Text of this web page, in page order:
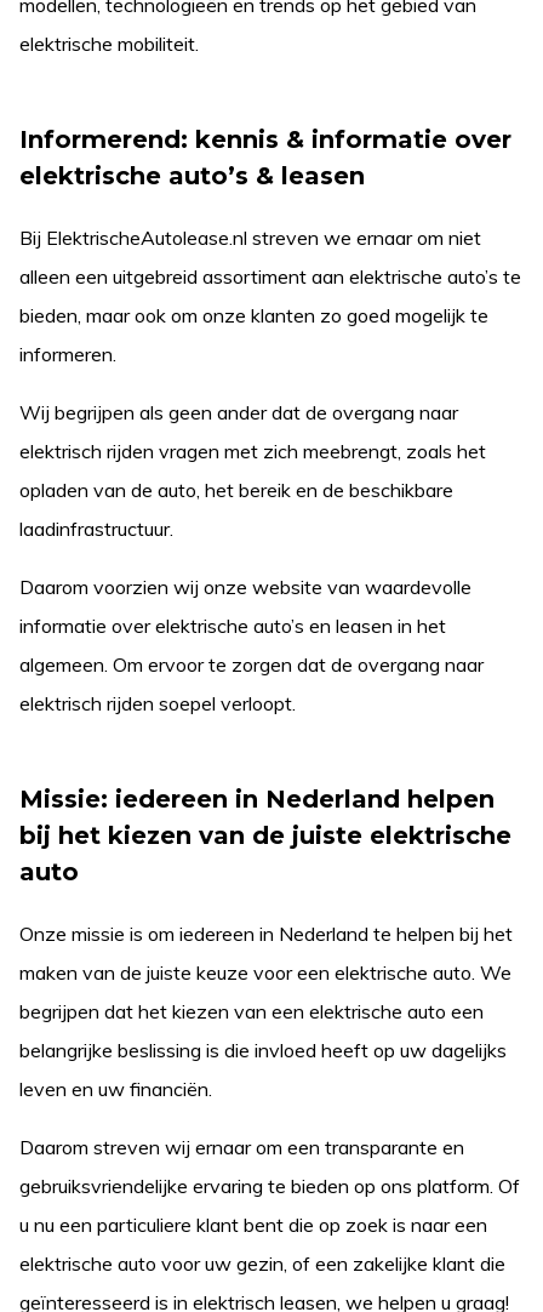
modellen, technologieën en trends op het gebied van
elektrische mobiliteit.
Informerend: kennis & informatie over
elektrische auto’s & leasen
Bij ElektrischeAutolease.nl streven we ernaar om niet
alleen een uitgebreid assortiment aan elektrische auto’s te
bieden, maar ook om onze klanten zo goed mogelijk te
informeren.
Wij begrijpen als geen ander dat de overgang naar
elektrisch rijden vragen met zich meebrengt, zoals het
opladen van de auto, het bereik en de beschikbare
laadinfrastructuur.
Daarom voorzien wij onze website van waardevolle
informatie over elektrische auto’s en leasen in het
algemeen. Om ervoor te zorgen dat de overgang naar
elektrisch rijden soepel verloopt.
Missie: iedereen in Nederland helpen
bij het kiezen van de juiste elektrische
auto
Onze missie is om iedereen in Nederland te helpen bij het
maken van de juiste keuze voor een elektrische auto. We
begrijpen dat het kiezen van een elektrische auto een
belangrijke beslissing is die invloed heeft op uw dagelijks
leven en uw financiën.
Daarom streven wij ernaar om een transparante en
gebruiksvriendelijke ervaring te bieden op ons platform. Of
u nu een particuliere klant bent die op zoek is naar een
elektrische auto voor uw gezin, of een zakelijke klant die
geïnteresseerd is in elektrisch leasen, we helpen u graag!